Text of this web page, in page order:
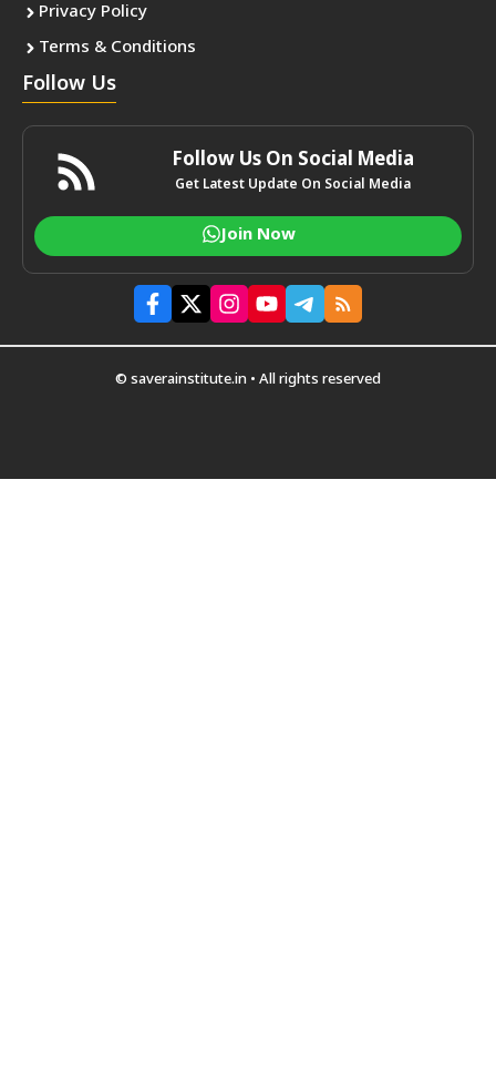
Privacy Policy
Terms & Conditions
Follow Us
Follow Us On Social Media
Get Latest Update On Social Media
Join Now
© saverainstitute.in • All rights reserved